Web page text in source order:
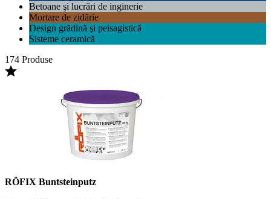
Betoane şi lucrări de inginerie
Mortare de zidărie
Design grădină şi peisagistică
Sisteme ceramică
174 Produse
RÖFIX Buntsteinputz